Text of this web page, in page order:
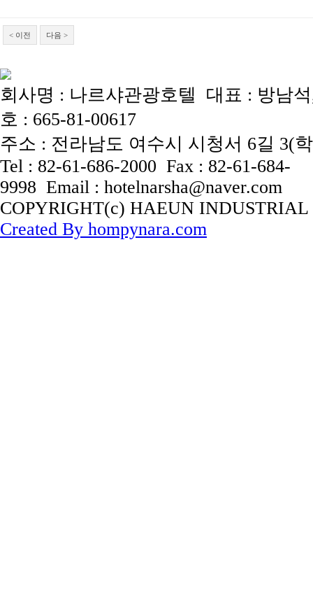
< 이전 다음 >
회사명 : 나르샤관광호텔 대표 : 방남
호 : 665-81-00617
주소 : 전라남도 여수시 시청서 6길 3(
Tel : 82-61-686-2000 Fax : 82-61-684-
9998 Email : hotelnarsha@naver.com
COPYRIGHT(c) HAEUN
Created By hompynara.com